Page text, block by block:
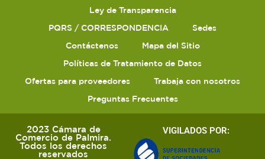
Ley de Transparencia
PQRS / CORRESPONDENCIA
Sedes
Contáctenos
Mapa del Sitio
Políticas de Tratamiento de Datos
Ofertas para proveedores
Trabaja con nosotros
Preguntas Frecuentes
2023 Cámara de
Comercio de Palmira.
Todos los derechos
reservados
VIGILADOS POR: